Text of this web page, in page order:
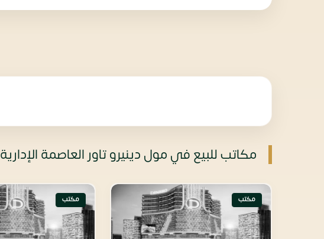
مكاتب للبيع في مول دينيرو تاور العاصمة الإدارية Dinero tower
مكتب مكتب